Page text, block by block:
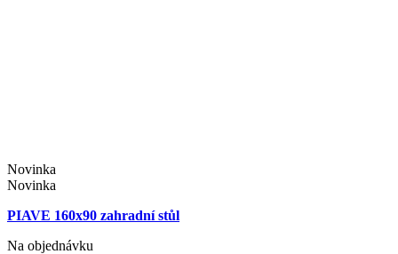
Novinka
Novinka
PIAVE 160x90 zahradní stůl
Na objednávku